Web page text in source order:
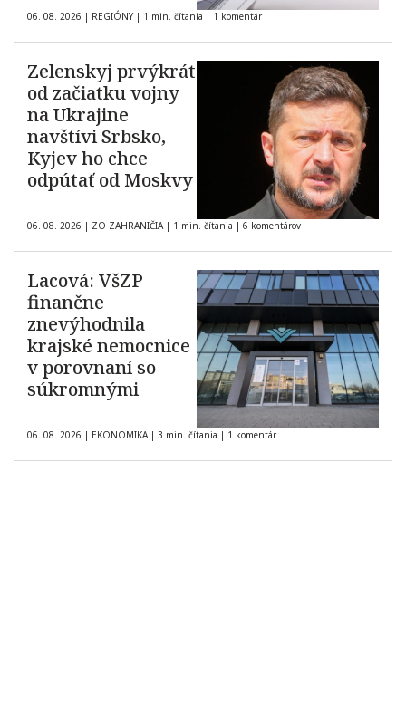
06. 08. 2026 | REGIÓNY | 1 min. čítania | 1 komentár
Zelenskyj prvýkrát
od začiatku vojny
na Ukrajine
navštívi Srbsko,
Kyjev ho chce
odpútať od Moskvy
06. 08. 2026 | ZO ZAHRANIČIA | 1 min. čítania | 6 komentárov
Lacová: VšZP
finančne
znevýhodnila
krajské nemocnice
v porovnaní so
súkromnými
06. 08. 2026 | EKONOMIKA | 3 min. čítania | 1 komentár